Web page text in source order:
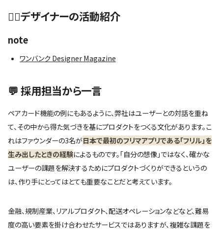
🏃‍♂デザイナーの活動紹介
note
ワンバンク Designer Magazine
💬 採用担当から一言
ペアカード機能の例にもあるように、弊社はユーザーとの対話を重ね
て、その中から得た気づきを基にプロダクトをつくる文化があります。こ
れはファウンダーの3名が日本で最初のフリマアプリである「フリル」を
生み出したときの経験によるものです。「自分の想像」ではなく、確かな
ユーザーの課題を解決するためにプロダクトづくりができるというの
は、作り手にとってはとても重要なことだと考えています。
金融、規制産業、リアルプロダクト、配送オペレーションなどなど、難易
度の高い要素を掛け合わせたサービスではありますが、複雑な課題を